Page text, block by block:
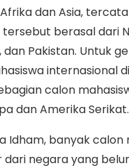
dan Asia,
tersebut berasal dari
dan Pakistan. Untuk
internasional di
calon
dan Amerika Serikat.
Idham, banyak calon
negara yang